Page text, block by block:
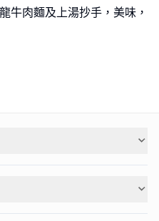
牛肉麵及上湯抄手，美味，